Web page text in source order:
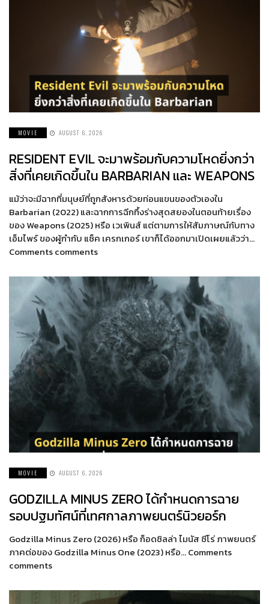
MOVIE AUGUST 6, 2026
RESIDENT EVIL จะมาพร้อมกับความโหดยิ่งกว่า
สิ่งที่เคยเกิดขึ้นใน BARBARIAN และ WEAPONS
แม้ว่าจะมีฉากที่มนุษย์ที่ถูกสังหารด้วยท่อนแขนของตัวเองใน
Barbarian (2022) และฉากการฉีกทึ้งร่างสุดสยองในตอนท้ายเรื่อง
ของ Weapons (2025) หรือ เวเพินส์ แต่ตามการให้สัมภาษณ์กับทาง
เอ็มไพร์ ของผู้กำกับ แซ็ค เครกเกอร์ เขาก็ได้ออกมาเปิดเผยแล้วว่า…
Comments comments
MOVIE AUGUST 6, 2026
GODZILLA MINUS ZERO ได้กำหนดการฉาย
รอบปฐมทัศน์ที่เทศกาลภาพยนตร์นิวยอร์ก
Godzilla Minus Zero (2026) หรือ ก็อดซิลล่า ไมนัส ซีโร่ ภาพยนตร์
ภาคต่อของ Godzilla Minus One (2023) หรือ… Comments
comments